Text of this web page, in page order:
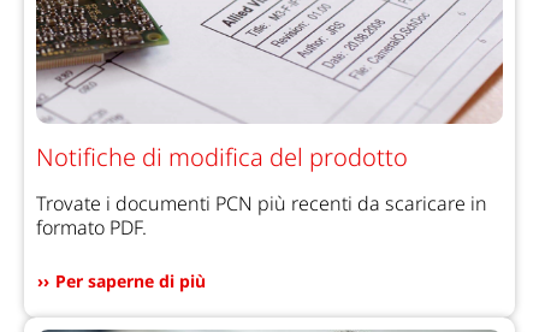
Notifiche di modifica del prodotto
Trovate i documenti PCN più recenti da scaricare in
formato PDF.
Per saperne di più